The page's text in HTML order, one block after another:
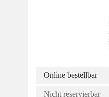
Online bestellbar
Nicht reservierbar